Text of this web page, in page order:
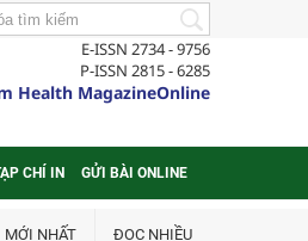
E-ISSN 2734 - 9756
P-ISSN 2815 - 6285
Health MagazineOnline
CHÍ IN GỬI BÀI ONLINE
MỚI NHẤT ĐỌC NHIỀU